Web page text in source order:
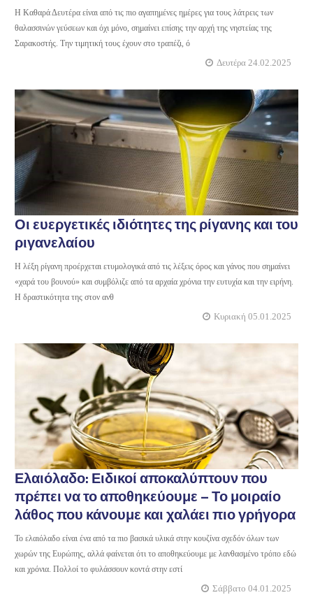
Η Καθαρά Δευτέρα είναι από τις πιο αγαπημένες ημέρες για τους λάτρεις των
θαλασσινών γεύσεων και όχι μόνο, σημαίνει επίσης την αρχή της νηστείας της
Σαρακοστής. Την τιμητική τους έχουν στο τραπέζι, ό
Δευτέρα 24.02.2025
Οι ευεργετικές ιδιότητες της ρίγανης και του
ριγανελαίου
Η λέξη ρίγανη προέρχεται ετυμολογικά από τις λέξεις όρος και γάνος που σημαίνει
«χαρά του βουνού» και συμβόλιζε από τα αρχαία χρόνια την ευτυχία και την ειρήνη.
Η δραστικότητα της στον ανθ
Κυριακή 05.01.2025
Ελαιόλαδο: Ειδικοί αποκαλύπτουν που
πρέπει να το αποθηκεύουμε – Το μοιραίο
λάθος που κάνουμε και χαλάει πιο γρήγορα
Το ελαιόλαδο είναι ένα από τα πιο βασικά υλικά στην κουζίνα σχεδόν όλων των
χωρών της Ευρώπης, αλλά φαίνεται ότι το αποθηκεύουμε με λανθασμένο τρόπο εδώ
και χρόνια. Πολλοί το φυλάσσουν κοντά στην εστί
Σάββατο 04.01.2025